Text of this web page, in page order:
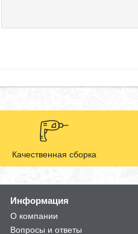
Качественная сборка
Информация
О компании
Вопросы и ответы